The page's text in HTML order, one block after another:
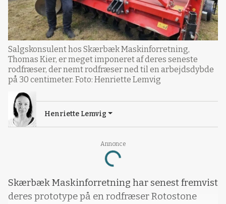
Annonce
Loading...
Salgskonsulent hos Skærbæk Maskinforretning,
Thomas Kier, er meget imponeret af deres seneste
rodfræser, der nemt rodfræser ned til en arbejdsdybde
på 30 centimeter. Foto: Henriette Lemvig
Henriette Lemvig
Skærbæk Maskinforretning har senest fremvist
deres prototype på en rodfræser Rotostone